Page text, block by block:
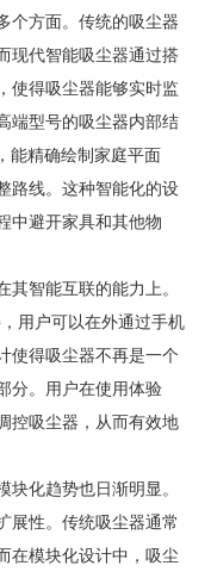
个方面。传统的吸尘器
现代智能吸尘器通过搭
使得吸尘器能够实时监
端型号的吸尘器内部结
能精确绘制家庭平面
路线。这种智能化的设
中避开家具和其他物
智能互联的能力上。
用户可以在外通过手机
使得吸尘器不再是一个
分。用户在使用体验
控吸尘器，从而有效地
块化趋势也日渐明显。
展性。传统吸尘器通常
在模块化设计中，吸尘